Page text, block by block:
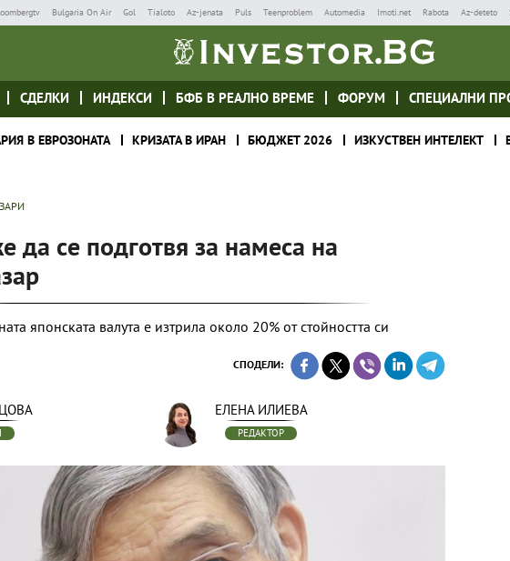
Bulgaria On Air Gol Tialoto Az-jenata Puls Teenproblem Automedia Imoti.net Rabota Az-deteto
СДЕЛКИ ИНДЕКСИ БФБ В РЕАЛНО ВРЕМЕ ФОРУМ СПЕЦИАЛНИ
В ЕВРОЗОНАТА КРИЗАТА В ИРАН БЮДЖЕТ 2026 ИЗКУСТВЕН ИНТЕЛЕКТ
да се подготвя за намеса на
японската валута е изтрила около 20% от стойността си
СПОДЕЛИ:
ЕЛЕНА ИЛИЕВА
РЕДАКТОР